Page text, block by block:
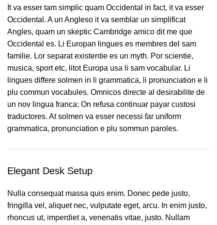
It va esser tam simplic quam Occidental in fact, it va esser
Occidental. A un Angleso it va semblar un simplificat
Angles, quam un skeptic Cambridge amico dit me que
Occidental es. Li Europan lingues es membres del sam
familie. Lor separat existentie es un myth. Por scientie,
musica, sport etc, litot Europa usa li sam vocabular. Li
lingues differe solmen in li grammatica, li pronunciation e li
plu commun vocabules. Omnicos directe al desirabilite de
un nov lingua franca: On refusa continuar payar custosi
traductores. At solmen va esser necessi far uniform
grammatica, pronunciation e plu sommun paroles.
Elegant Desk Setup
Nulla consequat massa quis enim. Donec pede justo,
fringilla vel, aliquet nec, vulputate eget, arcu. In enim justo,
rhoncus ut, imperdiet a, venenatis vitae, justo. Nullam